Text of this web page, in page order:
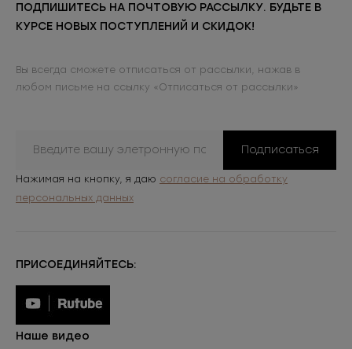
ПОДПИШИТЕСЬ НА ПОЧТОВУЮ РАССЫЛКУ. БУДЬТЕ В
КУРСЕ НОВЫХ ПОСТУПЛЕНИЙ И СКИДОК!
Вы всегда сможете отписаться от рассылки, нажав в
любом письме на ссылку «Отписаться от рассылки»
Подписаться
Нажимая на кнопку, я даю согласие на обработку
персональных данных
ПРИСОЕДИНЯЙТЕСЬ:
Наше видео